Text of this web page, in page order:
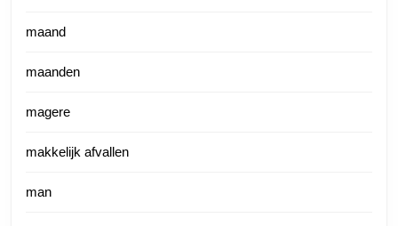
maand
maanden
magere
makkelijk afvallen
man